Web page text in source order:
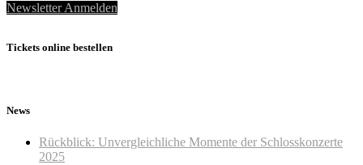
Newsletter Anmelden
Tickets online bestellen
News
Rückblick: Unvergleichliche Momente der Schlosskonzerte
2025